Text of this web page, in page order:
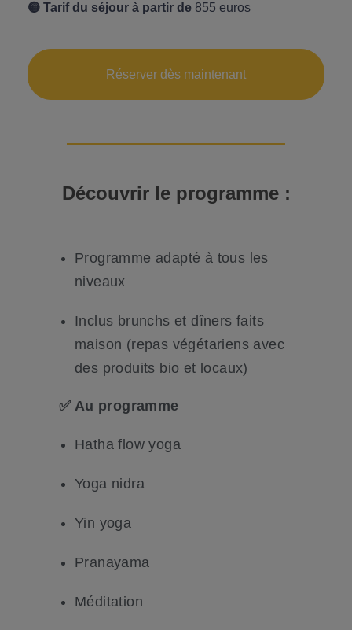
🟡 Tarif du séjour à partir de 855 euros
Réserver dès maintenant
Découvrir le programme:
Programme adapté à tous les
niveaux
Inclus brunchs et dîners faits
maison (repas végétariens avec
des produits bio et locaux)
✅ Au programme
Hatha flow yoga
Yoga nidra
Yin yoga
Pranayama
Méditation